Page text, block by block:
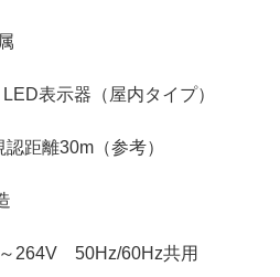
表示器（屋内タイプ）
距離30m（参考）
264V 50Hz/60Hz共用